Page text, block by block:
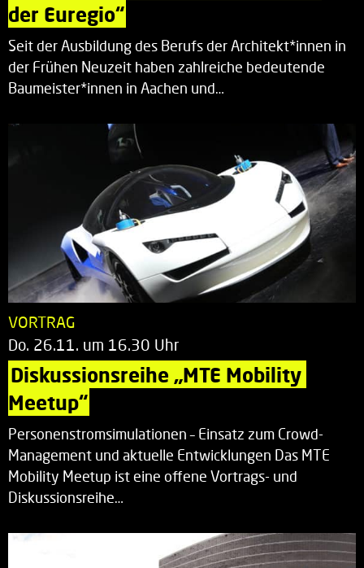
der Euregio“
Seit der Ausbildung des Berufs der Architekt*innen in
der Frühen Neuzeit haben zahlreiche bedeutende
Baumeister*innen in Aachen und…
VORTRAG
Do. 26.11. um 16.30 Uhr
Diskussionsreihe „MTE Mobility
Meetup“
Personenstromsimulationen – Einsatz zum Crowd-
Management und aktuelle Entwicklungen Das MTE
Mobility Meetup ist eine offene Vortrags- und
Diskussionsreihe…